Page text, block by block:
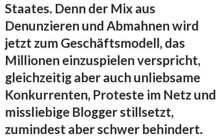
Staates. Denn der Mix aus
Denunzieren und Abmahnen wird
jetzt zum Geschäftsmodell, das
Millionen einzuspielen verspricht,
gleichzeitig aber auch unliebsame
Konkurrenten, Proteste im Netz und
missliebige Blogger stillsetzt,
zumindest aber schwer behindert.